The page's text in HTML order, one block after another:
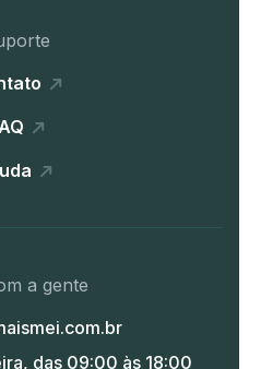
a gente
das 09:00 às 18:00